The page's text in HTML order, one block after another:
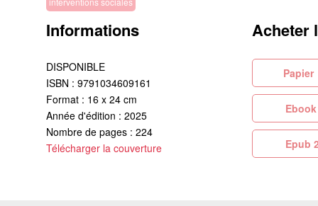
Informations
DISPONIBLE
ISBN : 9791034609161
Format : 16 x 24 cm
Année d'édition : 2025
Nombre de pages : 224
Télécharger la couverture
Acheter